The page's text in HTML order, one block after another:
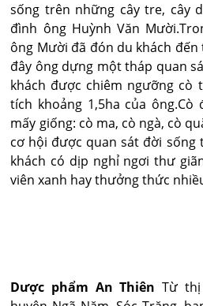
sống trên những cây tre, cây
đình ông Huỳnh Văn
ông Mười đã đón du khách
đây ông dựng một tháp quan
khách được chiêm ngưỡng cò
tích khoảng 1,5ha của
mấy giống: cò ma, cò ngà, cò
cơ hội được quan sát đời sống
khách có dịp nghỉ ngơi thư
viên xanh hay thưởng thức
Dược phẩm An ThiênTừ